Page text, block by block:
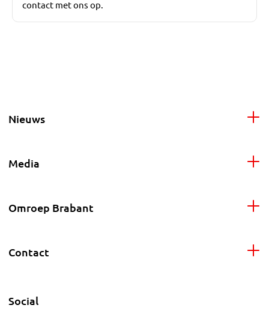
contact met ons op.
Nieuws
Media
Omroep Brabant
Contact
Social